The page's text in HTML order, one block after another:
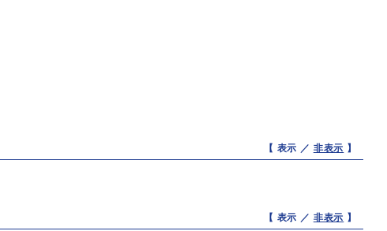
【 表示 ／ 非表示 】
【 表示 ／ 非表示 】